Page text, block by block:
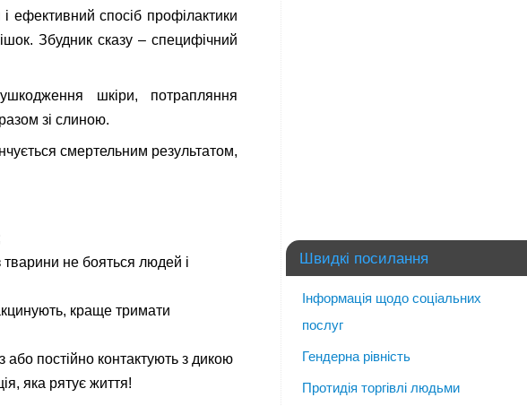
ефективний спосіб профілактики
Збудник сказу – специфічний
шкіри, потрапляння
зі слиною.
смертельним результатом,
тварини не бояться людей і
краще тримати
постійно контактують з дикою
яка рятує життя!
Швидкі посилання
Інформація щодо соціальних
послуг
Гендерна рівність
Протидія торгівлі людьми